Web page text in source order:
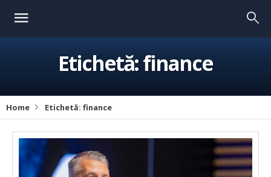
Etichetă:finance
Home Etichetă: finance